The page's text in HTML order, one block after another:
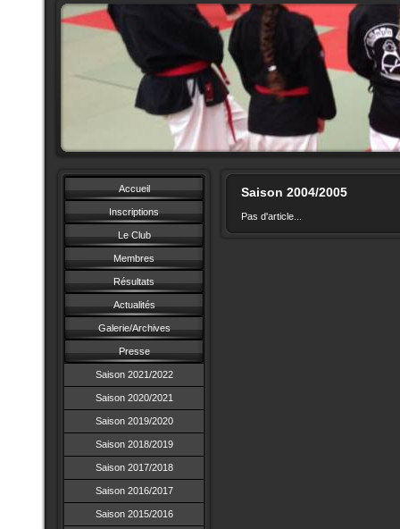
Accueil
Inscriptions
Le Club
Membres
Résultats
Actualités
Galerie/Archives
Presse
Saison 2021/2022
Saison 2020/2021
Saison 2019/2020
Saison 2018/2019
Saison 2017/2018
Saison 2016/2017
Saison 2015/2016
Saison 2004/2005
Pas d'article...